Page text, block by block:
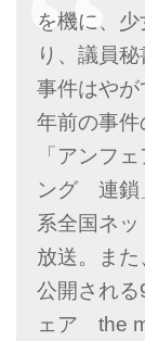
を機に、
り、議員
事件はや
年前の事件
「アンフ
ング 連鎖
系全国ネ
放送。ま
公開され
ェア the